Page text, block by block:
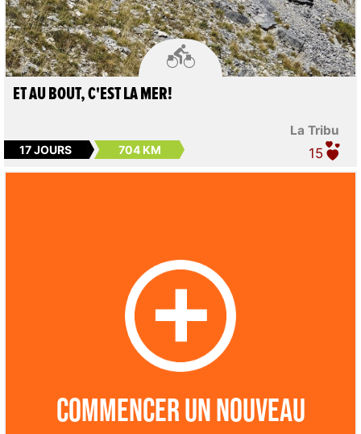

La Tribu
ET AU BOUT, C'EST LA MER!
17 JOURS 704 KM 15
Commencer un nouveau